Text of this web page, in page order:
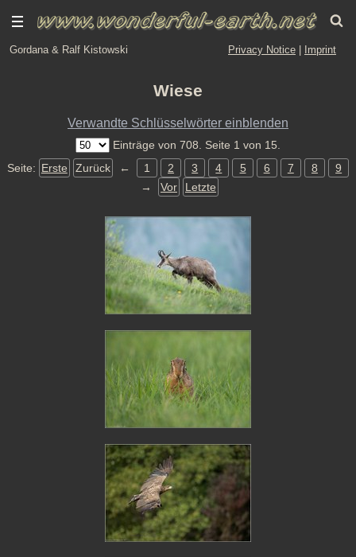
Gordana & Ralf Kistowski Privacy Notice Imprint
Wiese
Verwandte Schlüsselwörter einblenden
Einträge von 708. Seite 1 von 15.
Seite: Erste Zurück ← 1 2 3 4 5 6 7 8
9
→
Vor Letzte